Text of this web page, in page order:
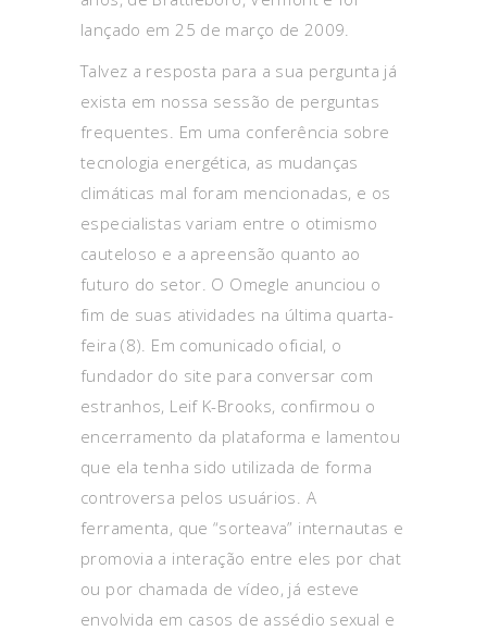
lançado em 25 de março de 2009.
Talvez a resposta para a sua pergunta já
exista em nossa sessão de perguntas
frequentes. Em uma conferência sobre
tecnologia energética, as mudanças
climáticas mal foram mencionadas, e os
especialistas variam entre o otimismo
cauteloso e a apreensão quanto ao
futuro do setor. O Omegle anunciou o
fim de suas atividades na última quarta-
feira (8). Em comunicado oficial, o
fundador do site para conversar com
estranhos, Leif K-Brooks, confirmou o
encerramento da plataforma e lamentou
que ela tenha sido utilizada de forma
controversa pelos usuários. A
ferramenta, que “sorteava” internautas e
promovia a interação entre eles por chat
ou por chamada de vídeo, já esteve
envolvida em casos de assédio sexual e